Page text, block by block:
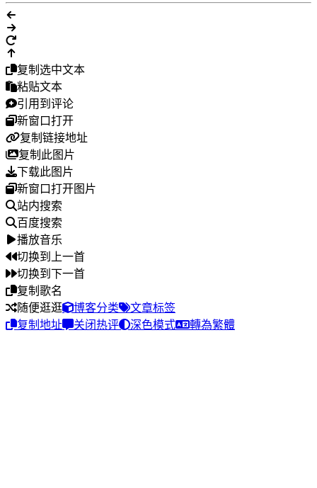
复制选中文本
粘贴文本
引用到评论
新窗口打开
复制链接地址
复制此图片
下载此图片
新窗口打开图片
站内搜索
百度搜索
播放音乐
切换到上一首
切换到下一首
复制歌名
随便逛逛
博客分类
文章标签
复制地址
关闭热评 深色模式 轉為繁體